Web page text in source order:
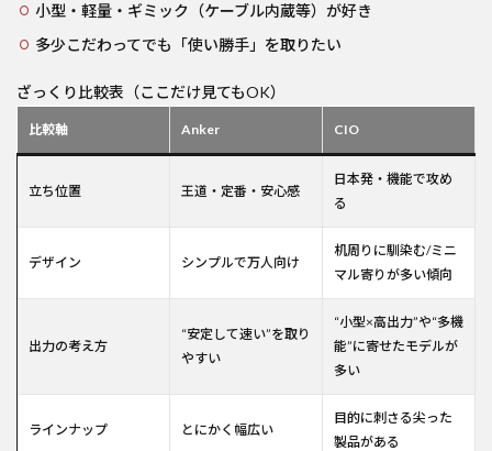
小型・軽量・ギミック（ケーブル内蔵等）が好き
多少こだわってでも「使い勝手」を取りたい
ざっくり比較表（ここだけ見てもOK）
比較軸 Anker CIO
立ち位置 王道・定番・安心感
日本発・機能で攻め
る
デザイン シンプルで万人向け
机周りに馴染む/ミニ
マル寄りが多い傾向
出力の考え方
“安定して速い”を取り
やすい
“小型×高出力”や“多機
能”に寄せたモデルが
多い
ラインナップ とにかく幅広い
目的に刺さる尖った
製品がある